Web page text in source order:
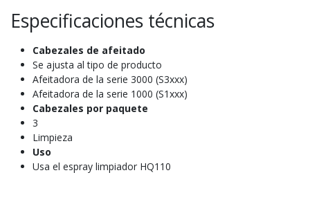
Especificaciones técnicas
Cabezales de afeitado
Se ajusta al tipo de producto
Afeitadora de la serie 3000 (S3xxx)
Afeitadora de la serie 1000 (S1xxx)
Cabezales por paquete
3
Limpieza
Uso
Usa el espray limpiador HQ110